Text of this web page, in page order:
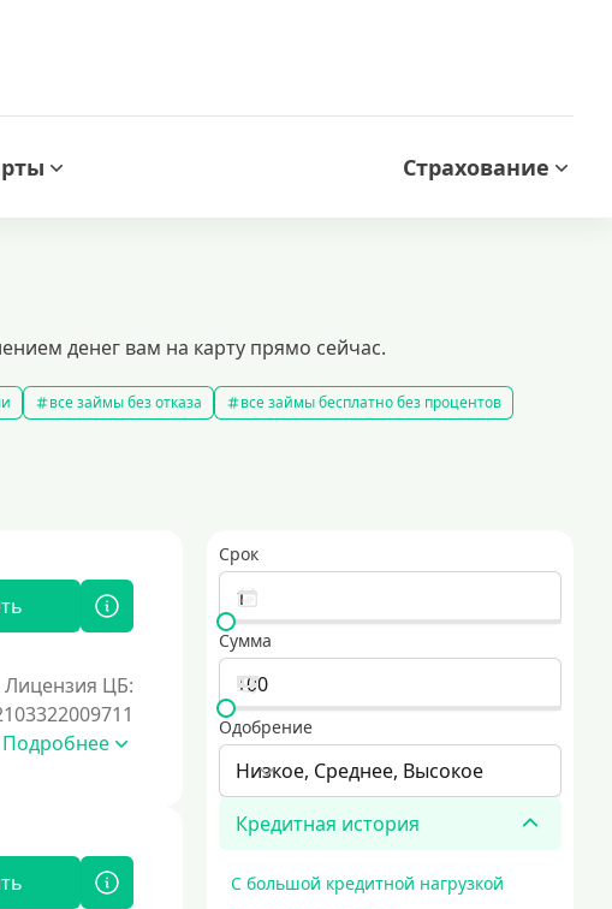
Страхование
денег вам на карту прямо сейчас.
все займы без отказа
все займы бесплатно без процентов
Срок
Сумма
Одобрение
Низкое, Среднее, Высокое
Кредитная история
С большой кредитной нагрузкой
Лицензия ЦБ:
Подробнее